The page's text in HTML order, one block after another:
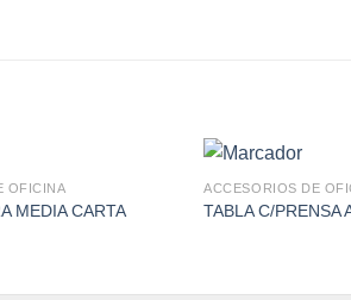
OFICINA
MEDIA CARTA
ACCESORIOS DE
TABLA C/PRENSA